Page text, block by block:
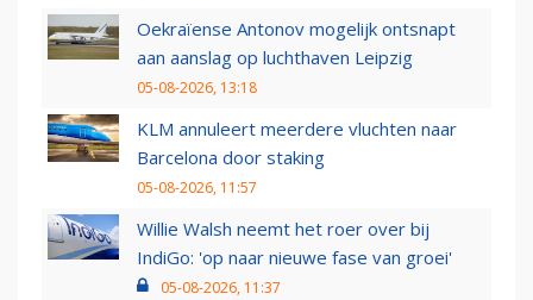
Oekraïense Antonov mogelijk ontsnapt
aan aanslag op luchthaven Leipzig
05-08-2026, 13:18
KLM annuleert meerdere vluchten naar
Barcelona door staking
05-08-2026, 11:57
Willie Walsh neemt het roer over bij
IndiGo: 'op naar nieuwe fase van groei'
05-08-2026, 11:37